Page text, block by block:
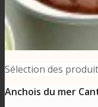
Sélection des
Anchois du mer